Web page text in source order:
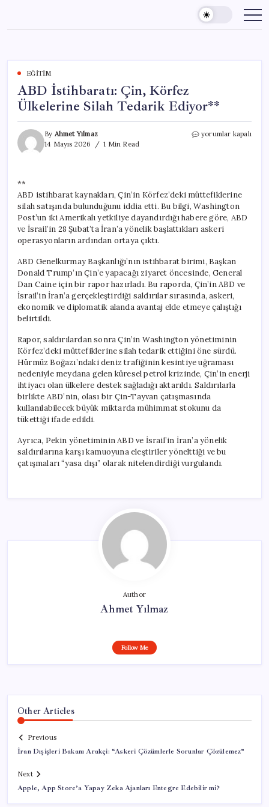
content
EĞITIM
ABD İstihbaratı: Çin, Körfez
Ülkelerine Silah Tedarik Ediyor**
By Ahmet Yılmaz
14 Mayıs 2026
1 Min Read
ABD
Tedarik
Ediyor**
için
yorumlar kapalı
**
ABD istihbarat kaynakları, Çin’in Körfez’deki müttefiklerine
silah satışında bulunduğunu iddia etti. Bu bilgi, Washington
Post’un iki Amerikalı yetkiliye dayandırdığı habere göre, ABD
ve İsrail’in 28 Şubat’ta İran’a yönelik başlattıkları askeri
operasyonların ardından ortaya çıktı.
ABD Genelkurmay Başkanlığı’nın istihbarat birimi, Başkan
Donald Trump’ın Çin’e yapacağı ziyaret öncesinde, General
Dan Caine için bir rapor hazırladı. Bu raporda, Çin’in ABD ve
İsrail’in İran’a gerçekleştirdiği saldırılar sırasında, askeri,
ekonomik ve diplomatik alanda avantaj elde etmeye çalıştığı
belirtildi.
Rapor, saldırılardan sonra Çin’in Washington yönetiminin
Körfez’deki müttefiklerine silah tedarik ettiğini öne sürdü.
Hürmüz Boğazı’ndaki deniz trafiğinin kesintiye uğraması
nedeniyle meydana gelen küresel petrol krizinde, Çin’in enerji
ihtiyacı olan ülkelere destek sağladığı aktarıldı. Saldırılarla
birlikte ABD’nin, olası bir Çin-Tayvan çatışmasında
kullanılabilecek büyük miktarda mühimmat stokunu da
tükettiği ifade edildi.
Ayrıca, Pekin yönetiminin ABD ve İsrail’in İran’a yönelik
saldırılarına karşı kamuoyuna eleştiriler yönelttiği ve bu
çatışmaları “yasa dışı” olarak nitelendirdiği vurgulandı.
Author
Ahmet Yılmaz
Follow Me
Other Articles
Previous
İran Dışişleri Bakanı Arakçi: “Askeri Çözümlerle Sorunlar Çözülemez”
Next
Apple, App Store’a Yapay Zeka Ajanları Entegre Edebilir mi?